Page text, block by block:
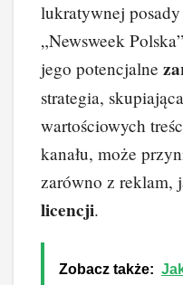
lukratywnej
„Newsweek
jego potencjalne
strategia,
wartościowych
kanału, może
zarówno z reklam,
licencji.
Zobacz także: